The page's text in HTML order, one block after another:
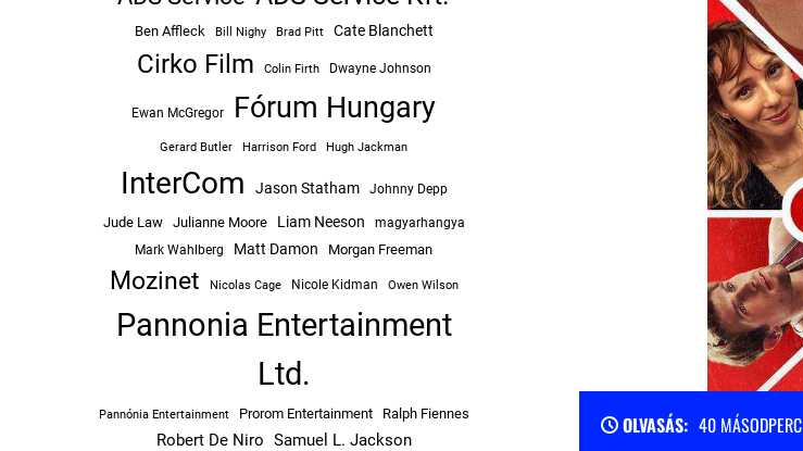
OLVASÁS: 40 MÁSODPERC
Ben Affleck Bill Nighy Brad Pitt Cate Blanchett
Cirko Film Colin Firth Dwayne Johnson
Ewan McGregor Fórum Hungary
Gerard Butler Harrison Ford Hugh Jackman
InterCom Jason Statham Johnny Depp
Jude Law Julianne Moore Liam Neeson
magyarhangya
Mark Wahlberg
Matt Damon Morgan Freeman
Mozinet Nicolas Cage Nicole Kidman Owen Wilson
Pannonia Entertainment
Ltd.
Pannónia Entertainment Prorom Entertainment Ralph Fiennes
Robert De Niro Samuel L. Jackson